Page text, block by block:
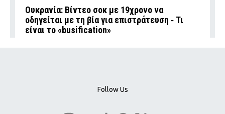
Ουκρανία: Βίντεο σοκ με 19χρονο να
οδηγείται με τη βία για επιστράτευση ‑ Τι
είναι το «busification»
Follow Us